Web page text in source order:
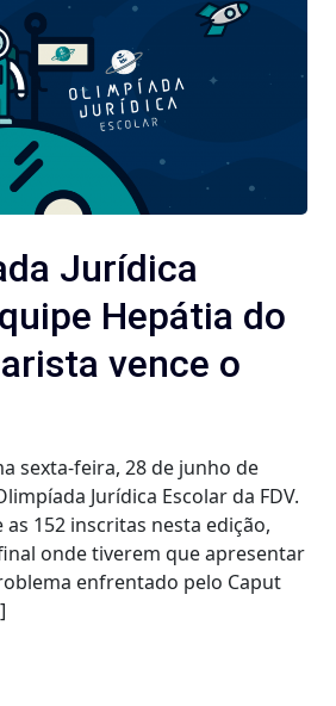
Jurídica
Hepátia do
vence o
sexta-feira, 28 de junho de
Jurídica Escolar da FDV.
152 inscritas nesta edição,
onde tiverem que apresentar
enfrentado pelo Caput